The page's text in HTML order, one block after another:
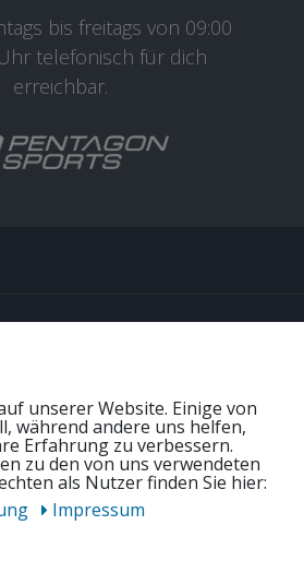
bis freitags von 09:00
telefonisch für dich
erreichbar.
unserer Website. Einige von
während andere uns helfen,
Erfahrung zu verbessern.
zu den von uns verwendeten
als Nutzer finden Sie hier:
Impressum